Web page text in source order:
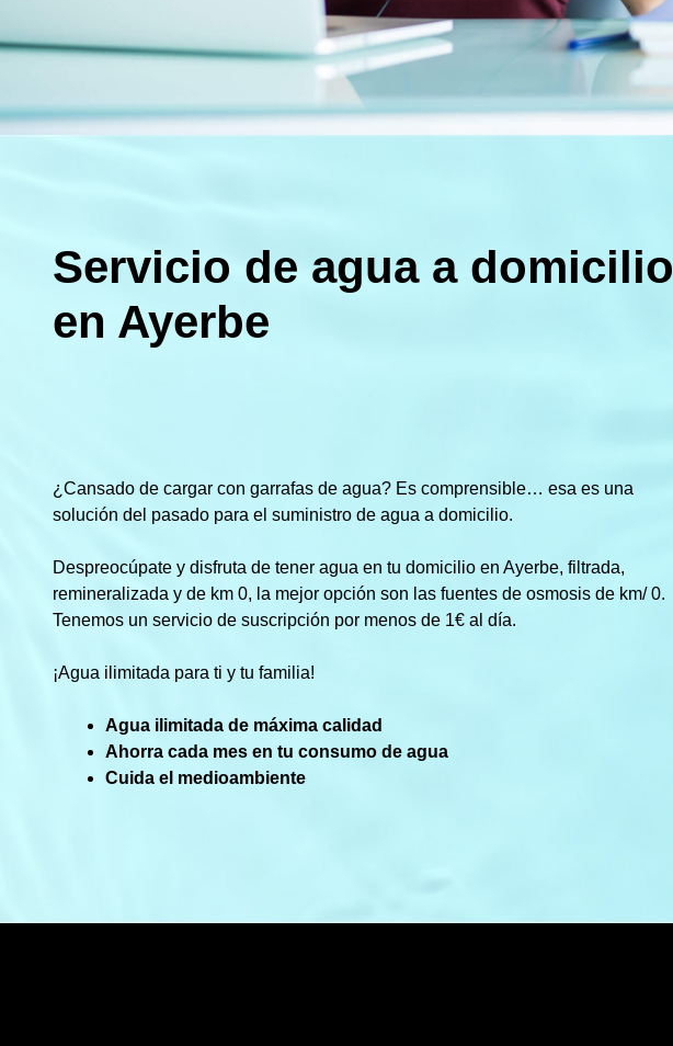
Servicio de agua a domicilio
en Ayerbe
¿Cansado de cargar con garrafas de agua? Es comprensible… esa es una
solución del pasado para el suministro de agua a domicilio.
Despreocúpate y disfruta de tener agua en tu domicilio en Ayerbe, filtrada,
remineralizada y de km 0, la mejor opción son las fuentes de osmosis de km/ 0.
Tenemos un servicio de suscripción por menos de 1€ al día.
¡Agua ilimitada para ti y tu familia!
Agua ilimitada de máxima calidad
Ahorra cada mes en tu consumo de agua
Cuida el medioambiente